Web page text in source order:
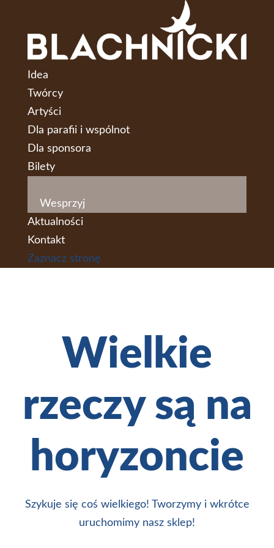
Idea
Twórcy
Artyści
Dla parafii i wspólnot
Dla sponsora
Bilety
Wesprzyj
Aktualności
Kontakt
Zaznacz stronę
Wielkie
rzeczy są na
horyzoncie
Szykuje się coś wielkiego! Tworzymy i wkrótce
uruchomimy nasz sklep!